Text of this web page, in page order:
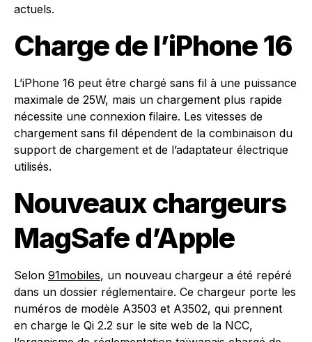
actuels.
Charge de l’iPhone 16
L’iPhone 16 peut être chargé sans fil à une puissance
maximale de 25W, mais un chargement plus rapide
nécessite une connexion filaire. Les vitesses de
chargement sans fil dépendent de la combinaison du
support de chargement et de l’adaptateur électrique
utilisés.
Nouveaux chargeurs
MagSafe d’Apple
Selon 91mobiles, un nouveau chargeur a été repéré
dans un dossier réglementaire. Ce chargeur porte les
numéros de modèle A3503 et A3502, qui prennent
en charge le Qi 2.2 sur le site web de la NCC,